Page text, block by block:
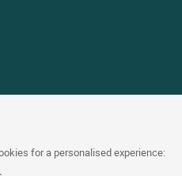
for a personalised experience:
Instagram